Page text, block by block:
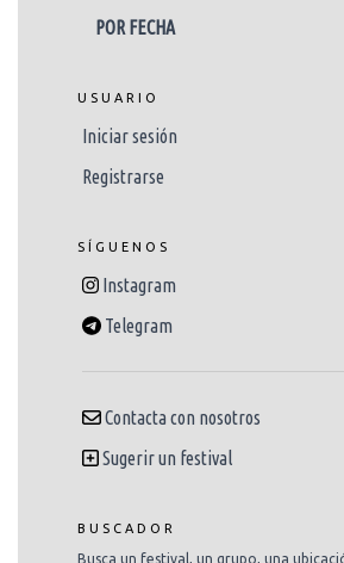
POR FECHA
USUARIO
Iniciar sesión
Registrarse
SÍGUENOS
Instagram
Telegram
Contacta con nosotros
Sugerir un festival
BUSCADOR
Busca un festival, un grupo, una